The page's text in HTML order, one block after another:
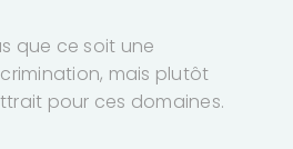
que ce soit une
mais plutôt
pour ces domaines.